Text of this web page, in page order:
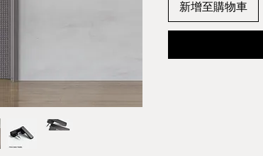
新增至購物車